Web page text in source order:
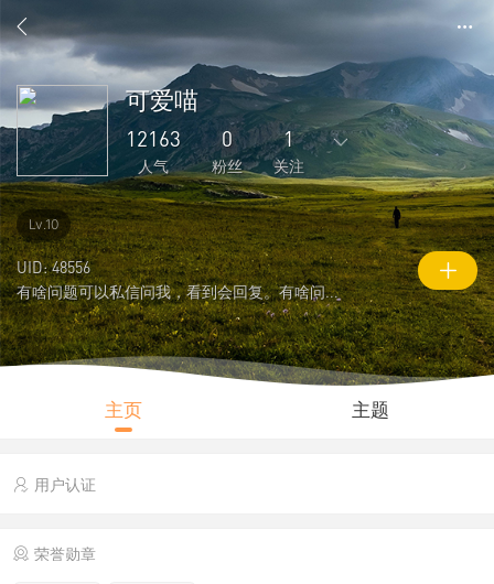
可爱喵
12163
人气
0
粉丝
1
关注
1534
主题
-61
回复
76
好友
0
粉丝
1
关注
0
说说
12163
人气
17445
积分
Lv.10
UID: 48556
有啥问题可以私信问我，看到会回复。有啥问 ...
主页 主题
用户认证
荣誉勋章